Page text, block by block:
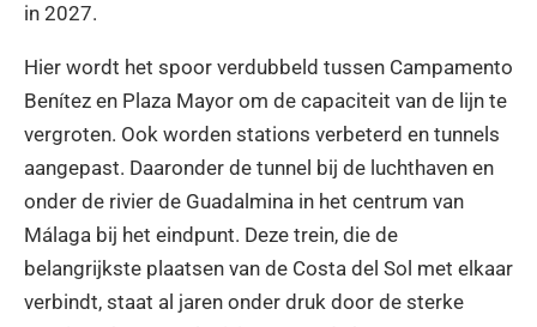
in 2027.
Hier wordt het spoor verdubbeld tussen Campamento
Benítez en Plaza Mayor om de capaciteit van de lijn te
vergroten. Ook worden stations verbeterd en tunnels
aangepast. Daaronder de tunnel bij de luchthaven en
onder de rivier de Guadalmina in het centrum van
Málaga bij het eindpunt. Deze trein, die de
belangrijkste plaatsen van de Costa del Sol met elkaar
verbindt, staat al jaren onder druk door de sterke